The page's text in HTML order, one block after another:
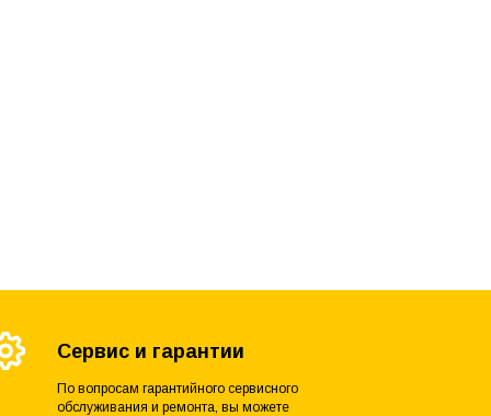
Сервис и гарантии
По вопросам гарантийного сервисного
обслуживания и ремонта, вы можете